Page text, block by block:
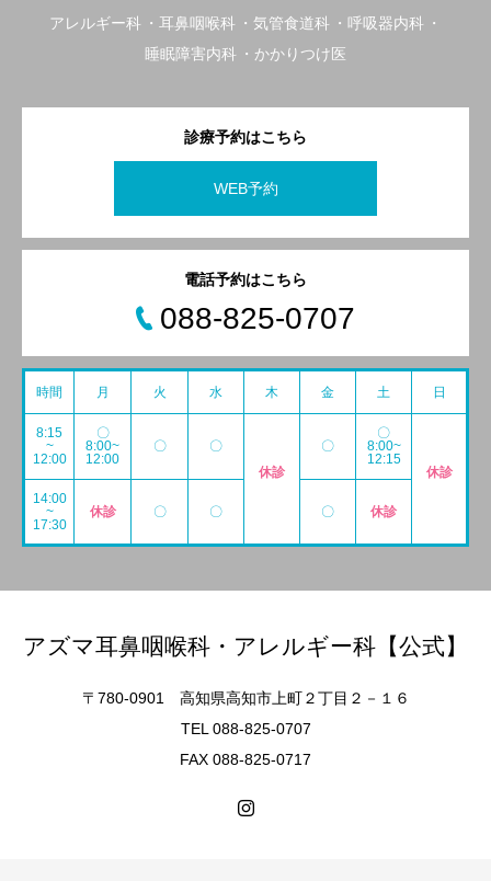
アレルギー科 耳鼻咽喉科 気管食道科
呼吸器内科
睡眠障害内科
かかりつけ医
診療予約はこちら
WEB予約
電話予約はこちら
088-825-0707
時間 月 火 水 木 金 土 日
8:15
~
12:00
〇
8:00~
12:00
〇
〇
休診
〇
〇
8:00~
12:15
休診
14:00
~
17:30
休診 〇 〇 〇 休診
アズマ耳鼻咽喉科・アレルギー科【公式】
〒780-0901 高知県高知市上町２丁目２－１６
TEL 088-825-0707
FAX 088-825-0717